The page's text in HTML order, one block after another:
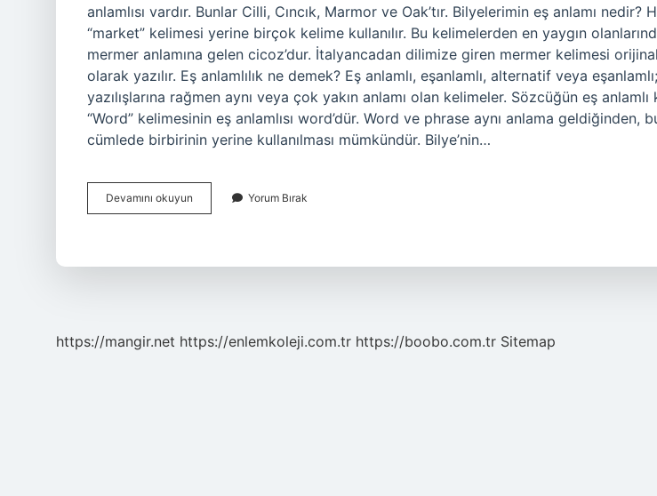
anlamlısı vardır. Bunlar Cilli, Cıncık, Marmor ve Oak’tır. Bilyelerimin eş anlamı nedir?
“market” kelimesi yerine birçok kelime kullanılır. Bu kelimelerden en yaygın
mermer anlamına gelen cicoz’dur. İtalyancadan dilimize giren mermer kelimesi
olarak yazılır. Eş anlamlılık ne demek? Eş anlamlı, eşanlamlı, alternatif veya
yazılışlarına rağmen aynı veya çok yakın anlamı olan kelimeler. Sözcüğün eş
“Word” kelimesinin eş anlamlısı word’dür. Word ve phrase aynı anlama geldiğinden,
cümlede birbirinin yerine kullanılması mümkündür. Bilye’nin…
Devamını okuyun
Ve
Yorum Bırak
https://mangir.net https://enlemkoleji.com.tr https://boobo.com.tr Sitemap